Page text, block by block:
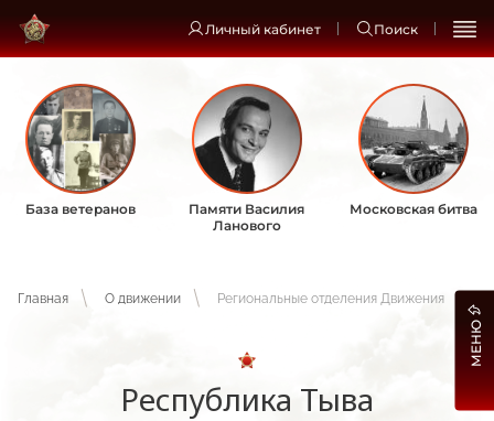
Личный кабинет Поиск
База ветеранов
Памяти Василия
Ланового
Московская битва
Главная О движении Региональные отделения Движения
Республика Тыва
МЕНЮ